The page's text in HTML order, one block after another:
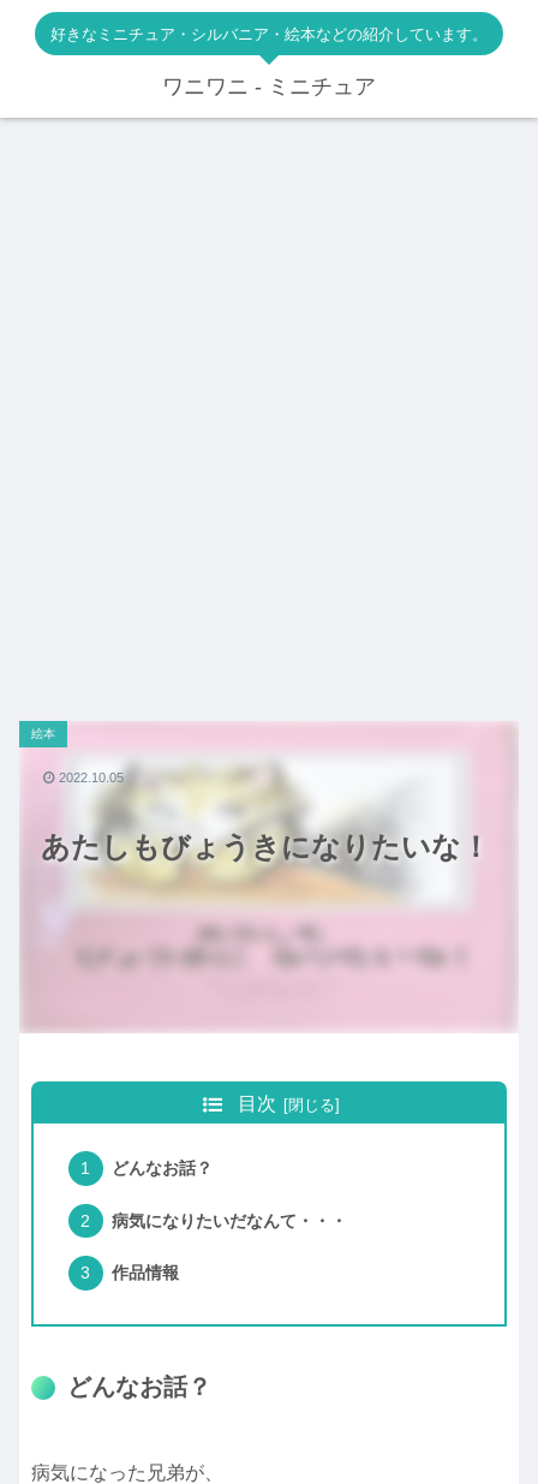
好きなミニチュア・シルバニア・絵本などの紹介しています。
ワニワニ - ミニチュア
あたしもびょうきになりたいな！
絵本
2022.10.05
目次
どんなお話？
病気になりたいだなんて・・・
作品情報
どんなお話？
病気になった兄弟が、